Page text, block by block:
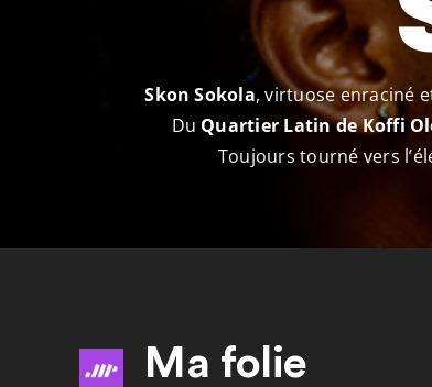
Skon Sokola, virtuose enraciné
Du Quartier Latin de Koffi
Toujours tourné vers
Ma folie